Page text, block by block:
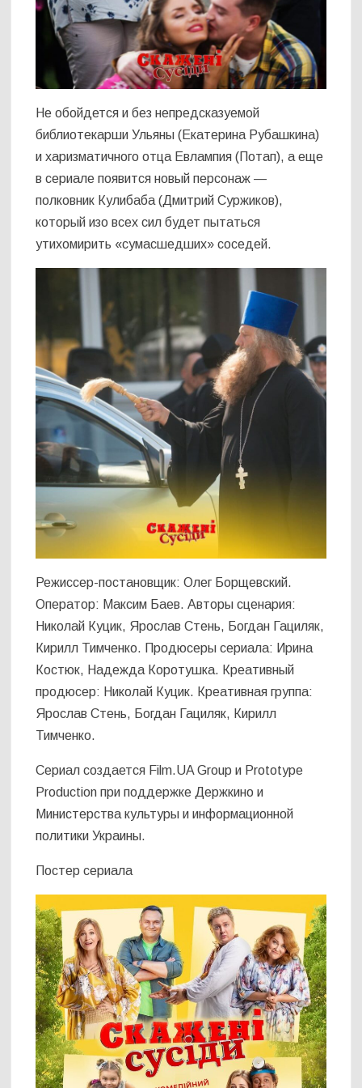
Не обойдется и без непредсказуемой
библиотекарши Ульяны (Екатерина Рубашкина)
и харизматичного отца Евлампия (Потап), а еще
в сериале появится новый персонаж —
полковник Кулибаба (Дмитрий Суржиков),
который изо всех сил будет пытаться
утихомирить «сумасшедших» соседей.
Режиссер-постановщик: Олег Борщевский.
Оператор: Максим Баев. Авторы сценария:
Николай Куцик, Ярослав Стень, Богдан Гациляк,
Кирилл Тимченко. Продюсеры сериала: Ирина
Костюк, Надежда Коротушка. Креативный
продюсер: Николай Куцик. Креативная группа:
Ярослав Стень, Богдан Гациляк, Кирилл
Тимченко.
Сериал создается Film.UA Group и Prototype
Production при поддержке Держкино и
Министерства культуры и информационной
политики Украины.
Постер сериала